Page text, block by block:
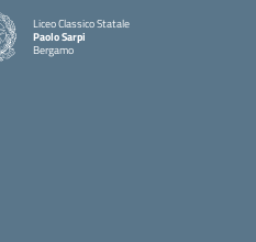
Liceo Classico Statale
Paolo Sarpi
Bergamo
— Visita la pagina iniziale della scuola